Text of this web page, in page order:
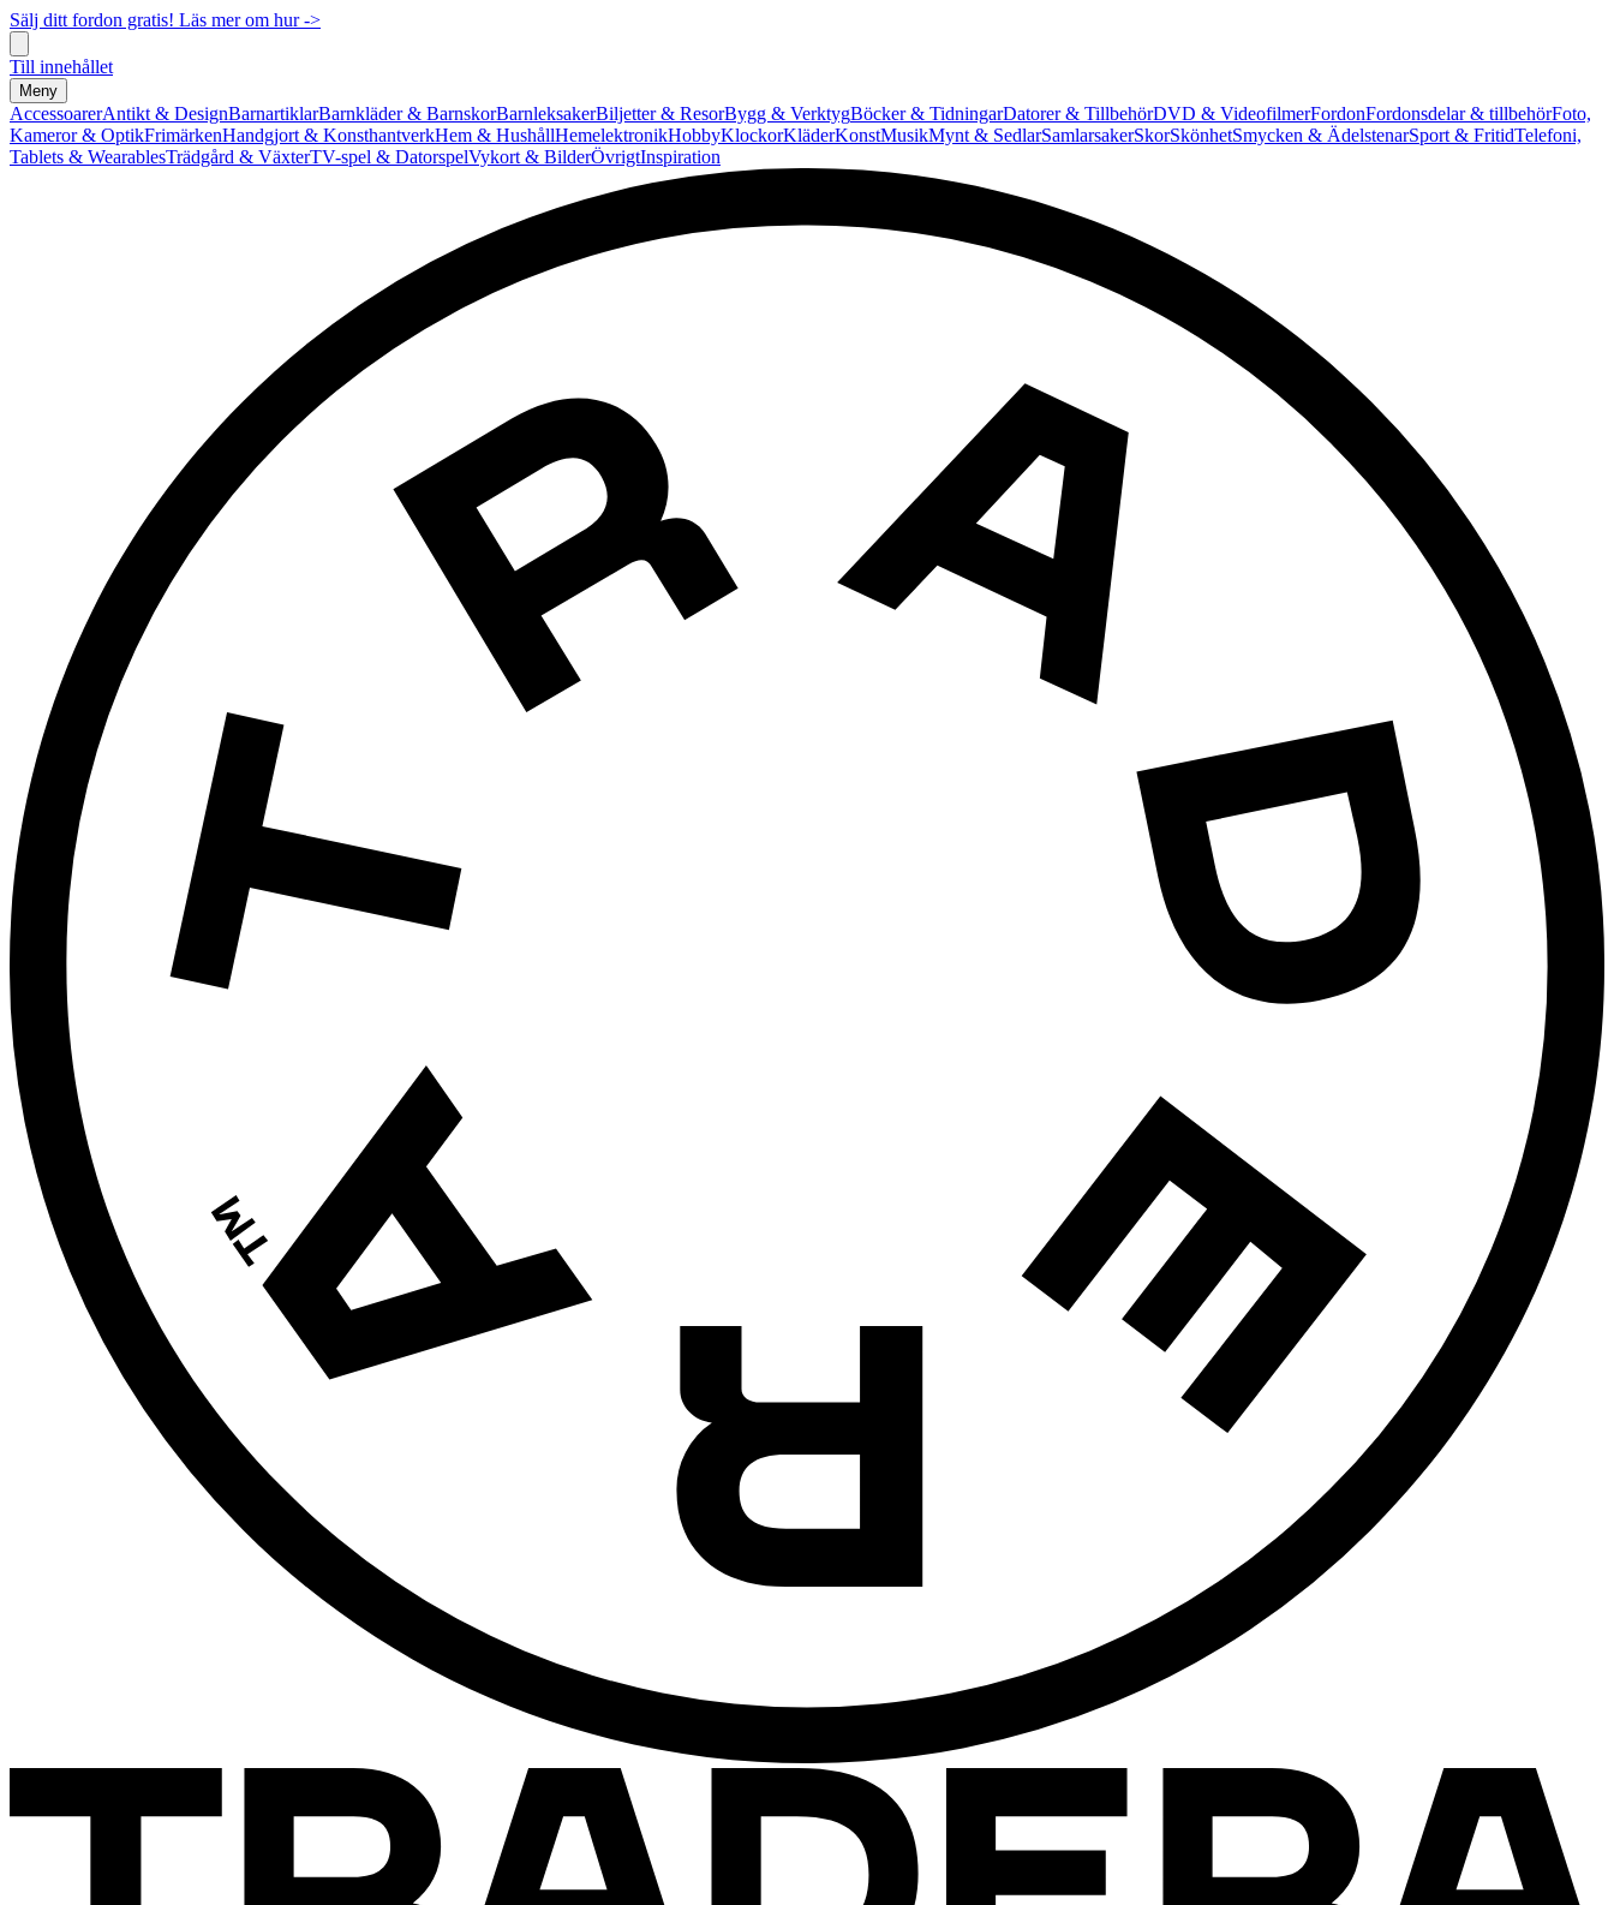
Sälj ditt fordon gratis! Läs mer om hur ->
Till innehållet
Meny
AccessoarerAntikt & DesignBarnartiklarBarnkläder & BarnskorBarnleksakerBiljetter & ResorBygg & VerktygBöcker & TidningarDatorer & TillbehörDVD & VideofilmerFordonFordonsdelar & tillbehörFoto,
Kameror & OptikFrimärkenHandgjort & KonsthantverkHem & HushållHemelektronikHobbyKlockorKläderKonstMusikMynt & SedlarSamlarsakerSkorSkönhetSmycken & ÄdelstenarSport & FritidTelefoni,
Tablets & WearablesTrädgård & VäxterTV-spel & DatorspelVykort & BilderÖvrigtInspiration